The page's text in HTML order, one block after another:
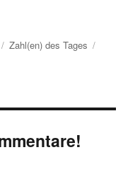
Kategorien
Zahl(en) des Tages